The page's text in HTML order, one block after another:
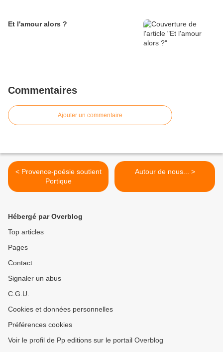
Et l'amour alors ?
Commentaires
Ajouter un commentaire
< Provence-poésie soutient
Portique
Autour de nous... >
Hébergé par Overblog
Top articles
Pages
Contact
Signaler un abus
C.G.U.
Cookies et données personnelles
Préférences cookies
Voir le profil de Pp editions sur le portail Overblog